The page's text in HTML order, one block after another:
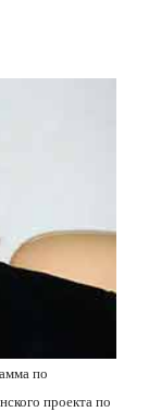
по
проекта по